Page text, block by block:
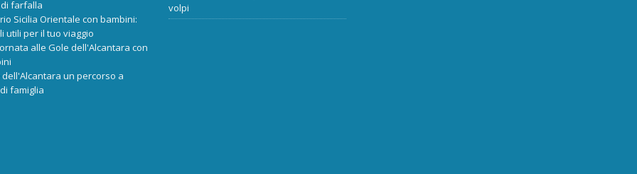
farfalla
Sicilia Orientale con bambini:
utili per il tuo viaggio
alle Gole dell'Alcantara con
un percorso a
famiglia
volpi